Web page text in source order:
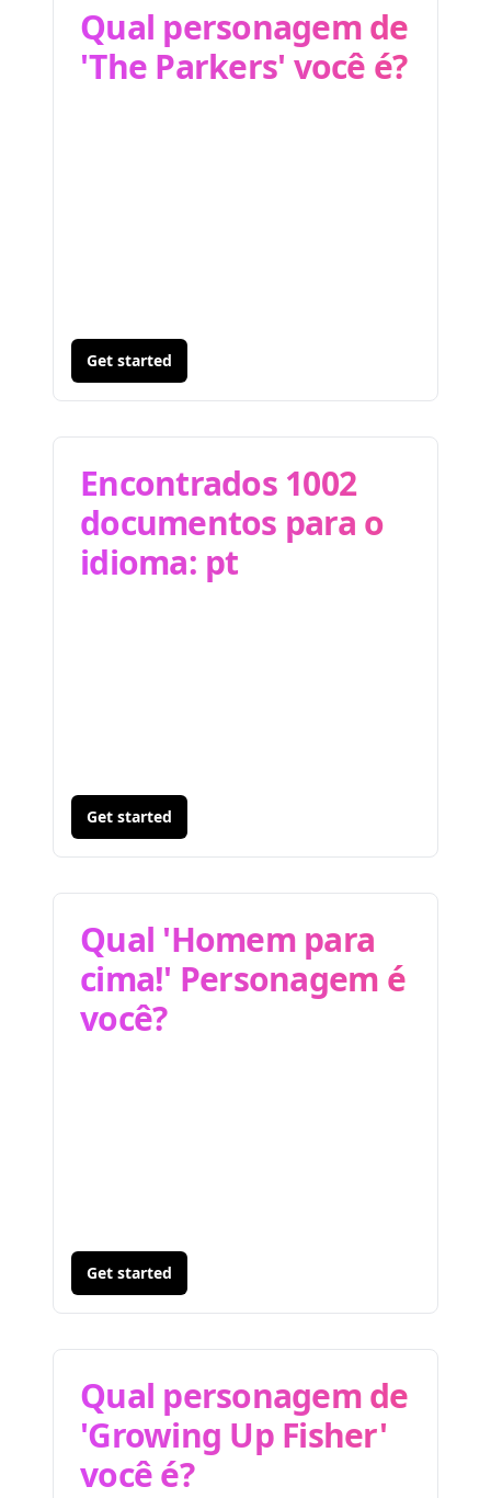
Qual personagem de
'The Parkers' você é?
Get started
Encontrados 1002
documentos para o
idioma: pt
Get started
Qual 'Homem para
cima!' Personagem é
você?
Get started
Qual personagem de
'Growing Up Fisher'
você é?